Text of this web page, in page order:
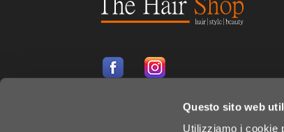
Questo sito web
Utilizziamo i cookie